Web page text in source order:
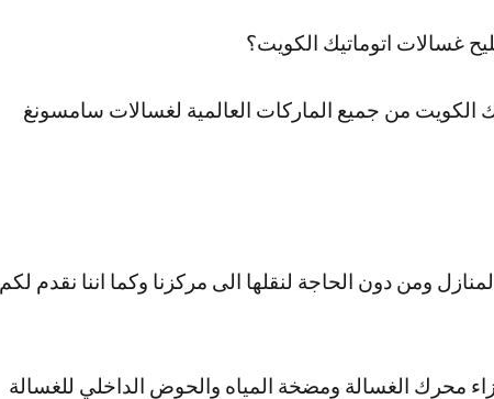
غسالات اتوماتيك الكويت؟
من جميع الماركات العالمية لغسالات سامسونغ
ومن دون الحاجة لنقلها الى مركزنا وكما اننا نقدم لكم
محرك الغسالة ومضخة المياه والحوض الداخلي للغسالة